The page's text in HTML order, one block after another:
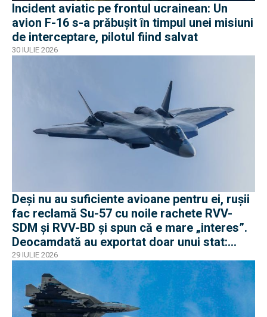
Incident aviatic pe frontul ucrainean: Un
avion F-16 s-a prăbușit în timpul unei misiuni
de interceptare, pilotul fiind salvat
30 IULIE 2026
Deși nu au suficiente avioane pentru ei, rușii
fac reclamă Su-57 cu noile rachete RVV-
SDM și RVV-BD și spun că e mare „interes”.
Deocamdată au exportat doar unui stat:
Algeria
29 IULIE 2026